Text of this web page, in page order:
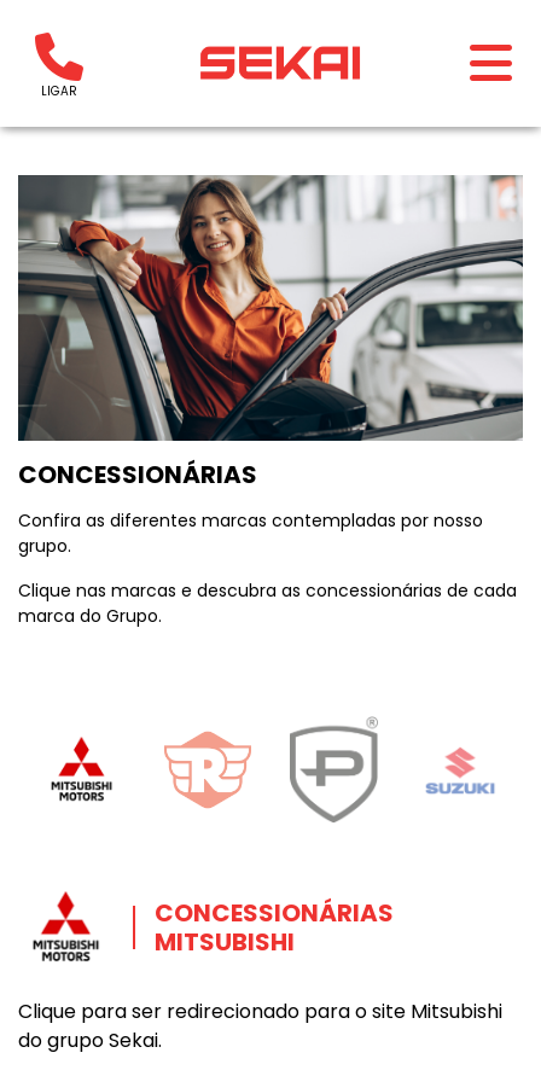
LIGAR
CONCESSIONÁRIAS
Confira as diferentes marcas contempladas por nosso
grupo.
Clique nas marcas e descubra as concessionárias de cada
marca do Grupo.
CONCESSIONÁRIAS
MITSUBISHI
Clique para ser redirecionado para o site Mitsubishi
do grupo Sekai.